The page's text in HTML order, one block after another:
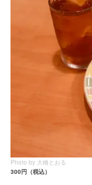
Photo by 大橋とおる
300円（税込）